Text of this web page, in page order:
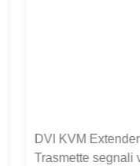
DVI KVM
Trasmette segnali